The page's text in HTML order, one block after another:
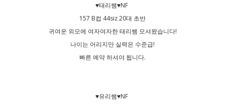
♥태리쌤♥NF
157 B컵 44siz 20대 초반
귀여운 외모에 여자여자한 태리쌤 모셔왔습니다!
나이는 어리지만 실력은 수준급!
빠른 예약 하셔야 됩니다.
♥유리쌤♥NF